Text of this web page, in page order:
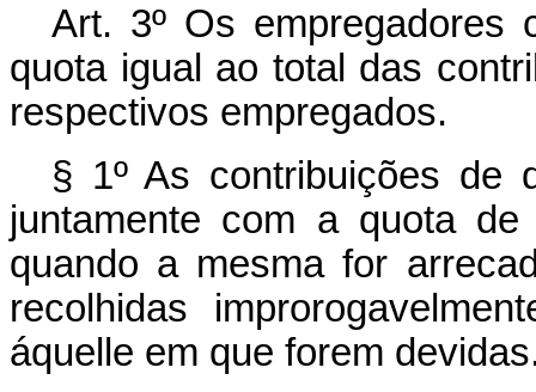
Art. 3º Os empregadores
quota igual ao total das
respectivos empregados.
§ 1º As contribuições de
juntamente com a quota
quando a mesma for
recolhidas
áquelle em que forem